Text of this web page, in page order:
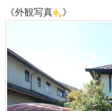
《外観写真 》